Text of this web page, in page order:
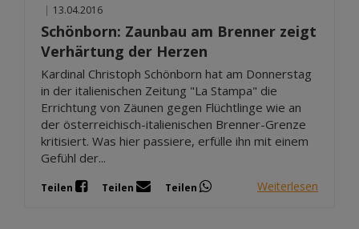
| 13.04.2016
Schönborn: Zaunbau am Brenner zeigt
Verhärtung der Herzen
Kardinal Christoph Schönborn hat am Donnerstag
in der italienischen Zeitung "La Stampa" die
Errichtung von Zäunen gegen Flüchtlinge wie an
der österreichisch-italienischen Brenner-Grenze
kritisiert. Was hier passiere, erfülle ihn mit einem
Gefühl der...
Teilen Teilen Teilen Weiterlesen